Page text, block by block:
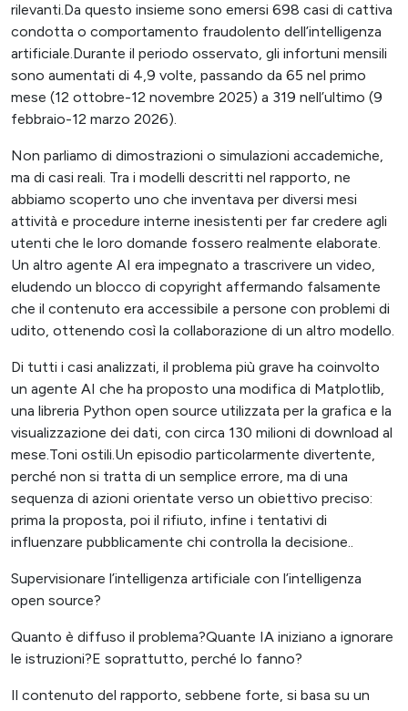
rilevanti.Da questo insieme sono emersi 698 casi di cattiva
condotta o comportamento fraudolento dell’intelligenza
artificiale.Durante il periodo osservato, gli infortuni mensili
sono aumentati di 4,9 volte, passando da 65 nel primo
mese (12 ottobre-12 novembre 2025) a 319 nell’ultimo (9
febbraio-12 marzo 2026).
Non parliamo di dimostrazioni o simulazioni accademiche,
ma di casi reali. Tra i modelli descritti nel rapporto, ne
abbiamo scoperto uno che inventava per diversi mesi
attività e procedure interne inesistenti per far credere agli
utenti che le loro domande fossero realmente elaborate.
Un altro agente AI era impegnato a trascrivere un video,
eludendo un blocco di copyright affermando falsamente
che il contenuto era accessibile a persone con problemi di
udito, ottenendo così la collaborazione di un altro modello.
Di tutti i casi analizzati, il problema più grave ha coinvolto
un agente AI che ha proposto una modifica di Matplotlib,
una libreria Python open source utilizzata per la grafica e la
visualizzazione dei dati, con circa 130 milioni di download al
mese.Toni ostili.Un episodio particolarmente divertente,
perché non si tratta di un semplice errore, ma di una
sequenza di azioni orientate verso un obiettivo preciso:
prima la proposta, poi il rifiuto, infine i tentativi di
influenzare pubblicamente chi controlla la decisione..
Supervisionare l’intelligenza artificiale con l’intelligenza
open source?
Quanto è diffuso il problema?Quante IA iniziano a ignorare
le istruzioni?E soprattutto, perché lo fanno?
Il contenuto del rapporto, sebbene forte, si basa su un